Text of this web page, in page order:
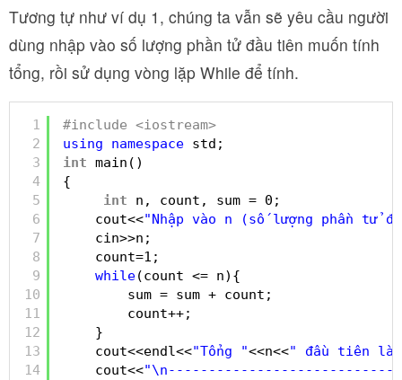
Tương tự như ví dụ 1, chúng ta vẫn sẽ yêu cầu người
dùng nhập vào số lượng phần tử đầu tiên muốn tính
tổng, rồi sử dụng vòng lặp While để tính.
1
2
3
4
5
6
7
8
9
10
11
12
13
14
#include <iostream>
using
namespace std;
int main()
{
int
n, count, sum = 0;
cout<<"Nhập vào n (số lượng phần tử
cin>>n;
count=1;
while(count <= n){
sum = sum + count;
count++;
}
cout<<endl<<"Tổng "<<n<<" đầu tiên
cout<<